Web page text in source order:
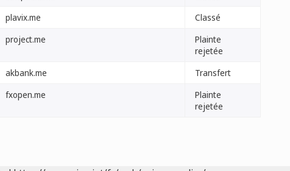
plavix.me
Classé
project.me
Plainte
rejetée
akbank.me
Transfert
fxopen.me
Plainte
rejetée